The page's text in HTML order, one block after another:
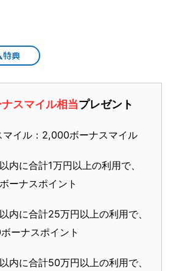
スマイル相当プレゼント
マイル：2,000ボーナスマイル
内に合計1万円以上の利用で、
ーナスポイント
内に合計25万円以上の利用で、
ーナスポイント
内に合計50万円以上の利用で、